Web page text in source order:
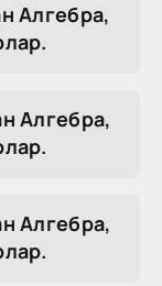
Алгебра,
Алгебра,
Алгебра,